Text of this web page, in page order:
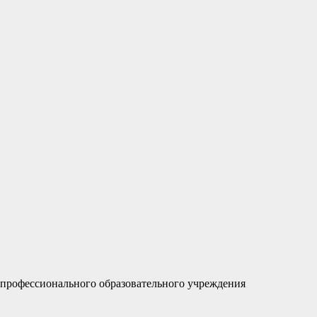
образовательного учреждения